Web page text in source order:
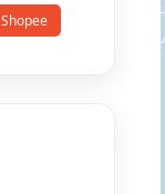
Shopee